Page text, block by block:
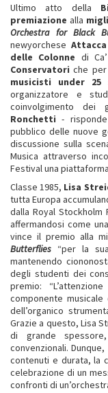
Ultimo atto della
premiazione alla
Orchestra for Black
newyorchese
delle Colonne di
Conservatori che
musicisti under 25
organizzatore e
coinvolgimento dei
Ronchetti -
pubblico delle nuove
discussione sulla
Musica attraverso
Festival una
Classe 1985, Lisa
tutta Europa
dalla Royal Stockholm
affermandosi come
vince il premio alla
Butterflies “per la
mantenendo
degli studenti dei
premio:
componente
dell’organico
Grazie a questo, Lisa
di grande
convenzionali.
contenuti e durata, la
celebrazione di un
confronti di